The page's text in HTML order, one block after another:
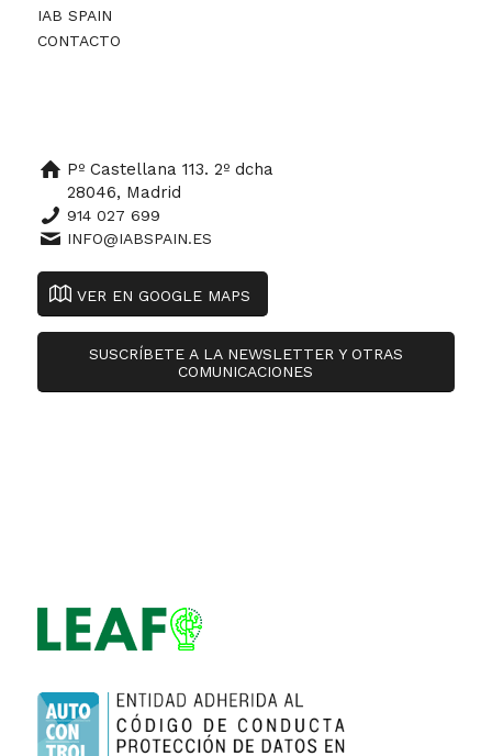
IAB SPAIN
CONTACTO
Pº Castellana 113. 2º dcha
28046, Madrid
914 027 699
INFO@IABSPAIN.ES
VER EN GOOGLE MAPS
SUSCRÍBETE A LA NEWSLETTER Y OTRAS
COMUNICACIONES